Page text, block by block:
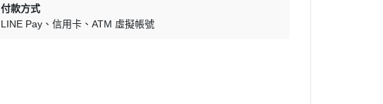
付款方式
LINE Pay
信用卡 ATM 虛擬帳號